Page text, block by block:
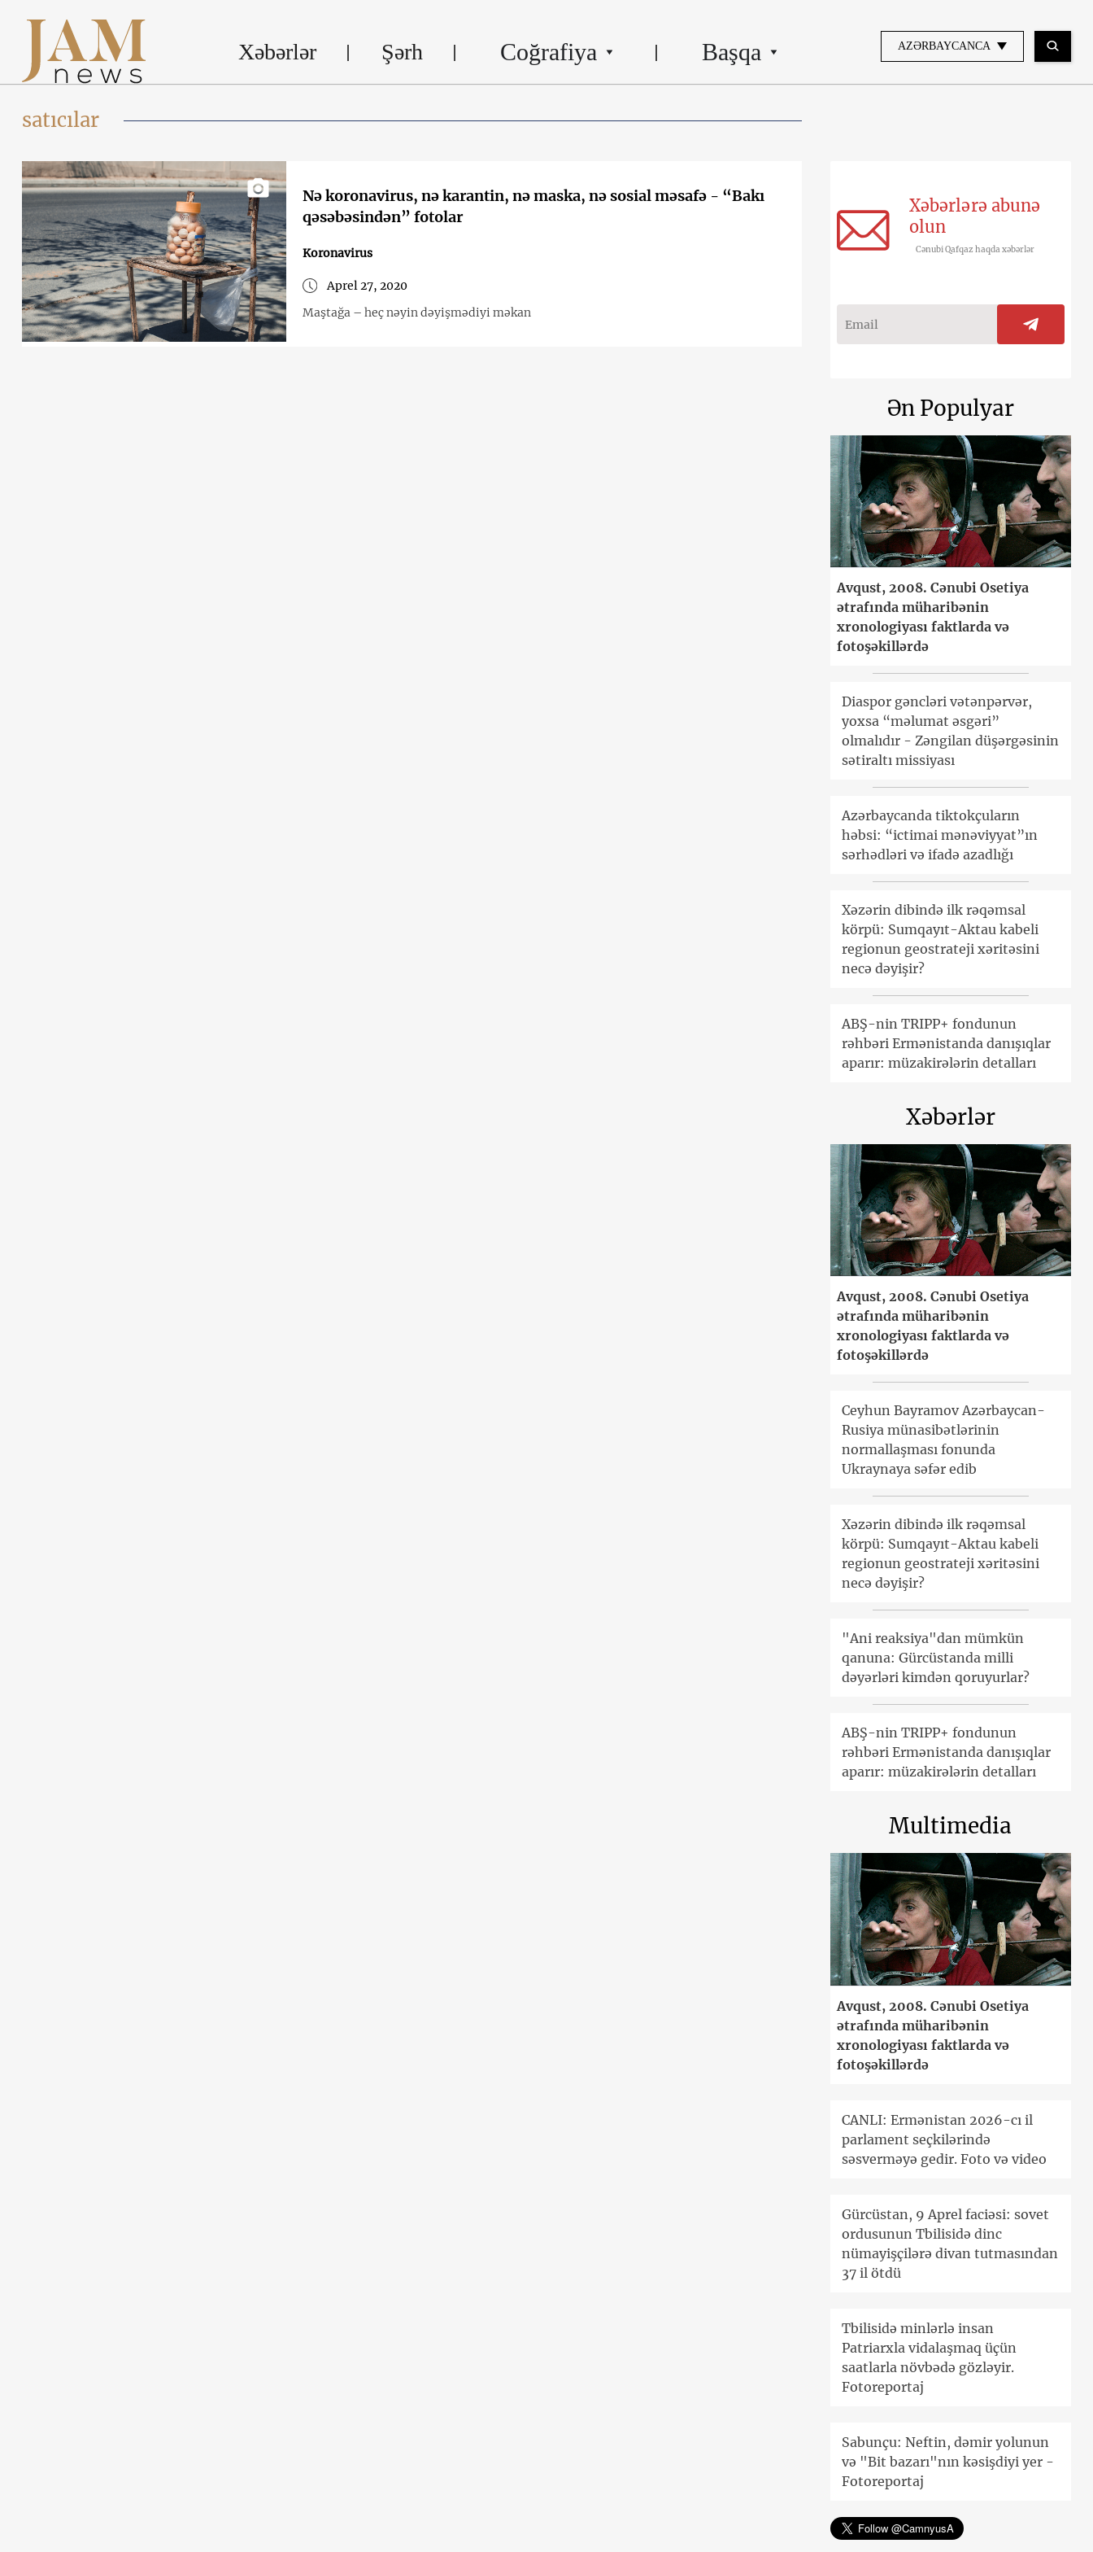
Xəbərlər Şərh Coğrafiya Başqa AZƏRBAYCANCA
satıcılar
Nə koronavirus, nə karantin, nə maska, nə sosial məsafə - “Bakı
qəsəbəsindən” fotolar
Koronavirus
Aprel 27, 2020
Maştağa – heç nəyin dəyişmədiyi məkan
Xəbərlərə abunə
olun
Cənubi Qafqaz haqda xəbərlər
Ən Populyar
Avqust, 2008. Cənubi Osetiya
ətrafında müharibənin
xronologiyası faktlarda və
fotoşəkillərdə
Diaspor gəncləri vətənpərvər,
yoxsa “məlumat əsgəri”
olmalıdır - Zəngilan düşərgəsinin
sətiraltı missiyası
Azərbaycanda tiktokçuların
həbsi: “ictimai mənəviyyat”ın
sərhədləri və ifadə azadlığı
Xəzərin dibində ilk rəqəmsal
körpü: Sumqayıt-Aktau kabeli
regionun geostrateji xəritəsini
necə dəyişir?
ABŞ-nin TRIPP+ fondunun
rəhbəri Ermənistanda danışıqlar
aparır: müzakirələrin detalları
Xəbərlər
Avqust, 2008. Cənubi Osetiya
ətrafında müharibənin
xronologiyası faktlarda və
fotoşəkillərdə
Ceyhun Bayramov Azərbaycan-
Rusiya münasibətlərinin
normallaşması fonunda
Ukraynaya səfər edib
Xəzərin dibində ilk rəqəmsal
körpü: Sumqayıt-Aktau kabeli
regionun geostrateji xəritəsini
necə dəyişir?
"Ani reaksiya"dan mümkün
qanuna: Gürcüstanda milli
dəyərləri kimdən qoruyurlar?
ABŞ-nin TRIPP+ fondunun
rəhbəri Ermənistanda danışıqlar
aparır: müzakirələrin detalları
Multimedia
Avqust, 2008. Cənubi Osetiya
ətrafında müharibənin
xronologiyası faktlarda və
fotoşəkillərdə
CANLI: Ermənistan 2026-cı il
parlament seçkilərində
səsverməyə gedir. Foto və video
Gürcüstan, 9 Aprel faciəsi: sovet
ordusunun Tbilisidə dinc
nümayişçilərə divan tutmasından
37 il ötdü
Tbilisidə minlərlə insan
Patriarxla vidalaşmaq üçün
saatlarla növbədə gözləyir.
Fotoreportaj
Sabunçu: Neftin, dəmir yolunun
və "Bit bazarı"nın kəsişdiyi yer -
Fotoreportaj